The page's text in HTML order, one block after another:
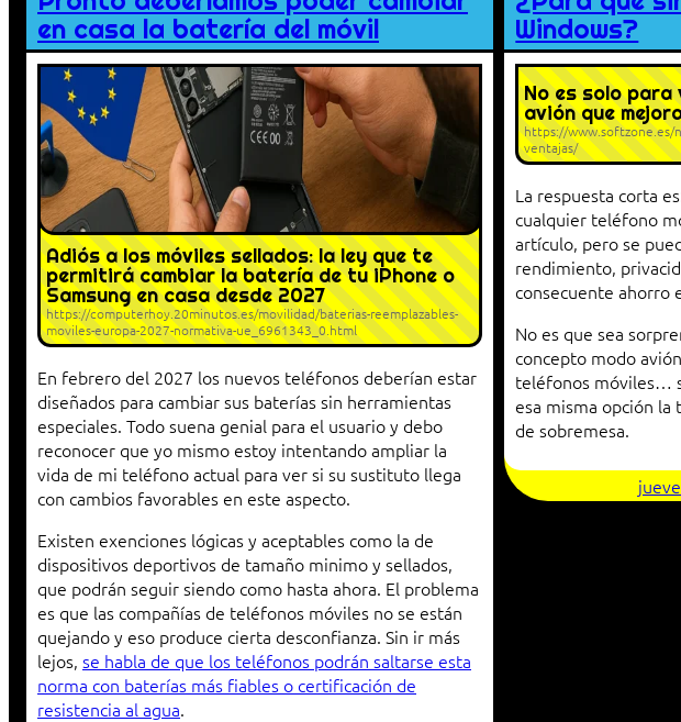
en casa la batería del móvil
Adiós a los móviles sellados: la ley que te
permitirá cambiar la batería de tu iPhone o
Samsung en casa desde 2027
https://computerhoy.20minutos.es/movilidad/baterias-reemplazables-
moviles-europa-2027-normativa-ue_6961343_0.html
En febrero del 2027 los nuevos teléfonos deberían estar
diseñados para cambiar sus baterías sin herramientas
especiales. Todo suena genial para el usuario y debo
reconocer que yo mismo estoy intentando ampliar la
vida de mi teléfono actual para ver si su sustituto llega
con cambios favorables en este aspecto.
Existen exenciones lógicas y aceptables como la de
dispositivos deportivos de tamaño minimo y sellados,
que podrán seguir siendo como hasta ahora. El problema
es que las compañías de teléfonos móviles no se están
quejando y eso produce cierta desconfianza. Sin ir más
lejos, se habla de que los teléfonos podrán saltarse esta
norma con baterías más fiables o certificación de
resistencia al agua.
Windows?
No es solo para
avión que
https://www.softzone.es/
ventajas/
La respuesta corta
cualquier teléfono
artículo, pero se
rendimiento,
consecuente ahorro
No es que sea
concepto modo
teléfonos móviles…
esa misma opción
de sobremesa.